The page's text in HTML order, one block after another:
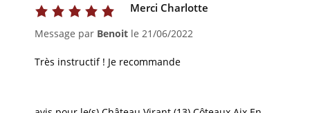
Merci Charlotte
Message par Benoit le 21/06/2022
Très instructif ! Je recommande